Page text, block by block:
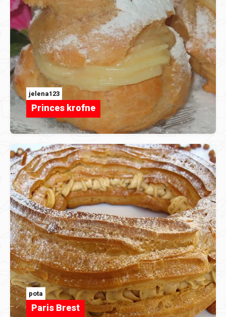
jelena123
Princes krofne
pota
Paris Brest